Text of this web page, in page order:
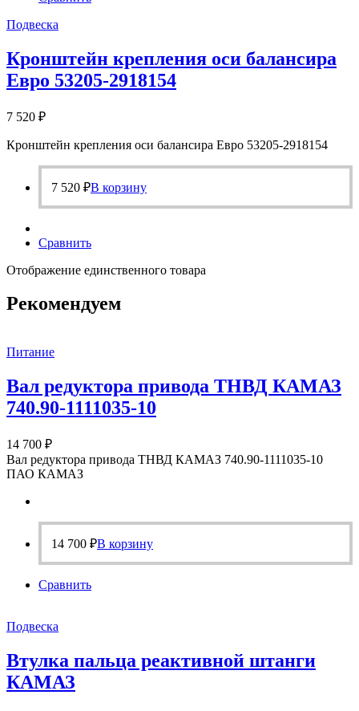
Подвеска
Кронштейн крепления оси балансира
Евро 53205-2918154
7 520 ₽
Кронштейн крепления оси балансира Евро 53205-2918154
7 520 ₽В корзину
Сравнить
Отображение единственного товара
Рекомендуем
Питание
Вал редуктора привода ТНВД КАМАЗ
740.90-1111035-10
14 700 ₽
Вал редуктора привода ТНВД КАМАЗ 740.90-1111035-10
ПАО КАМАЗ
14 700 ₽В корзину
Сравнить
Подвеска
Втулка пальца реактивной штанги
КАМАЗ